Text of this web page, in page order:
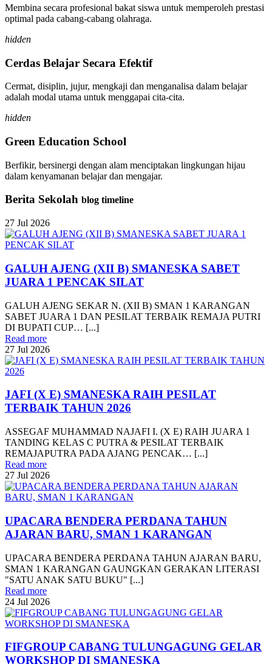
Membina secara profesional bakat siswa untuk memperoleh prestasi
optimal pada cabang-cabang olahraga.
hidden
Cerdas Belajar Secara Efektif
Cermat, disiplin, jujur, mengkaji dan menganalisa dalam belajar
adalah modal utama untuk menggapai cita-cita.
hidden
Green Education School
Berfikir, bersinergi dengan alam menciptakan lingkungan hijau
dalam kenyamanan belajar dan mengajar.
Berita Sekolah blog timeline
27 Jul 2026
GALUH AJENG (XII B) SMANESKA SABET
JUARA 1 PENCAK SILAT
GALUH AJENG SEKAR N. (XII B) SMAN 1 KARANGAN
SABET JUARA 1 DAN PESILAT TERBAIK REMAJA PUTRI
DI BUPATI CUP… [...]
Read more
27 Jul 2026
JAFI (X E) SMANESKA RAIH PESILAT
TERBAIK TAHUN 2026
ASSEGAF MUHAMMAD NAJAFI I. (X E) RAIH JUARA 1
TANDING KELAS C PUTRA & PESILAT TERBAIK
REMAJAPUTRA PADA AJANG PENCAK… [...]
Read more
27 Jul 2026
UPACARA BENDERA PERDANA TAHUN
AJARAN BARU, SMAN 1 KARANGAN
UPACARA BENDERA PERDANA TAHUN AJARAN BARU,
SMAN 1 KARANGAN GAUNGKAN GERAKAN LITERASI
"SATU ANAK SATU BUKU" [...]
Read more
24 Jul 2026
FIFGROUP CABANG TULUNGAGUNG GELAR
WORKSHOP DI SMANESKA